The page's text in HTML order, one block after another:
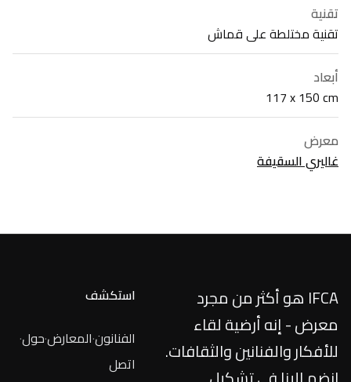
تقنية
تقنية مختلطة على قماش
أبعاد
117 x 150 cm
معرض
غاليري السقيفة
IFCA هو أكثر من مجرد
معرض - إنه أرضية لقاء
للأفكار والفنانين والثقافات.
استكشف
الفنانون·المعارض·حول·
اتصل